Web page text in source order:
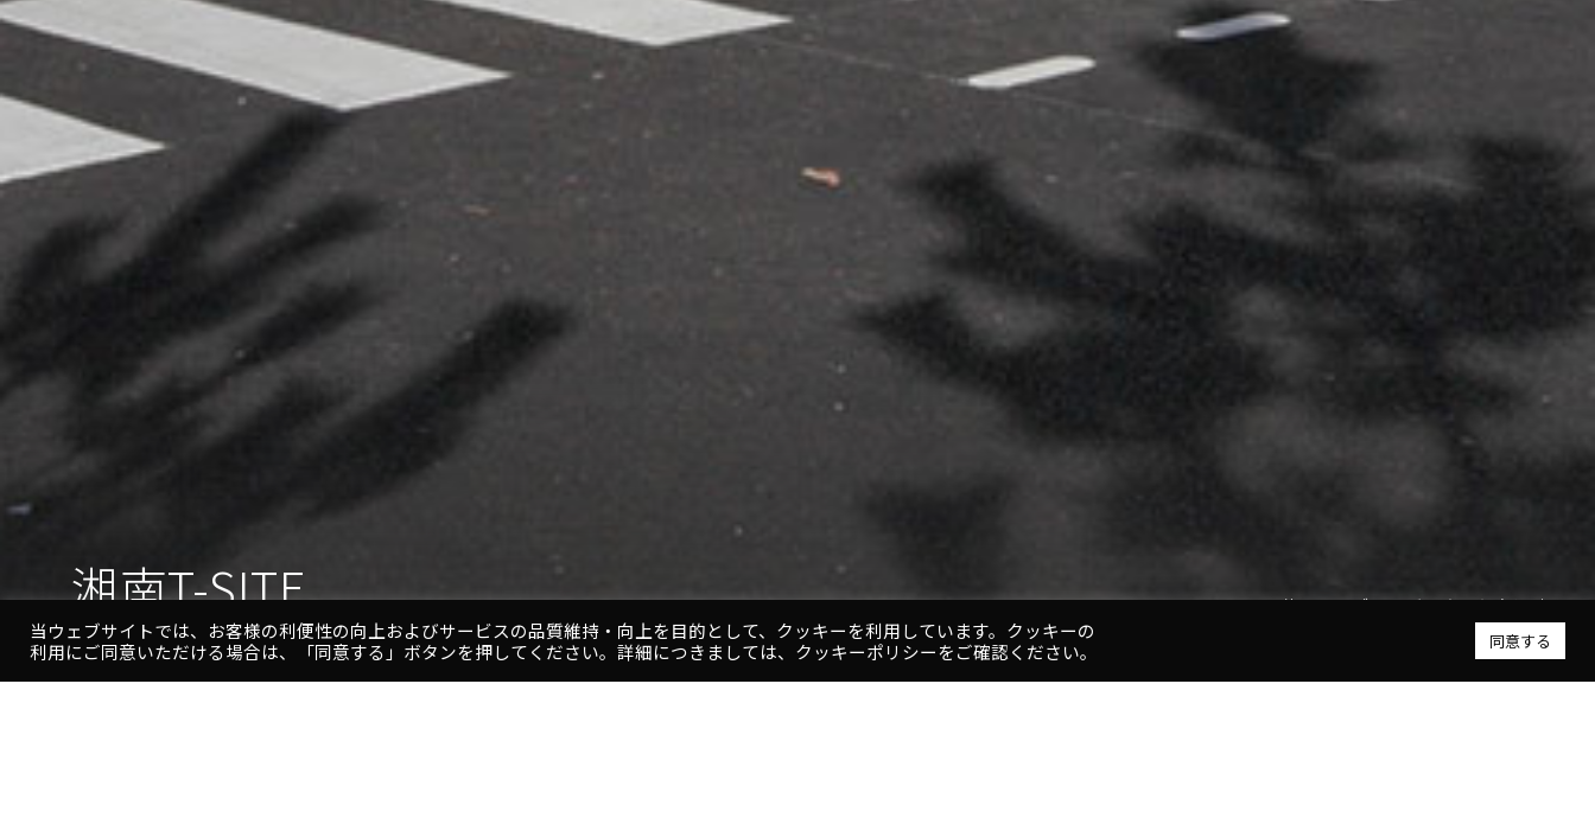
湘南T-SITE 蔦のエンブレムが配された妻側壁面
1 2 3 4 5
当ウェブサイトでは、お客様の利便性の向上およびサービスの品質維持・向上を目的として、クッキーを利用しています。クッキーの
利用にご同意いただける場合は、「同意する」ボタンを押してください。詳細につきましては、クッキーポリシーをご確認ください。
同意する